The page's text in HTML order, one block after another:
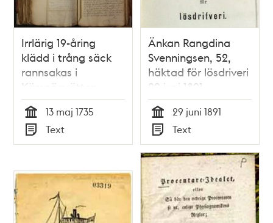
Irrlärig 19-åring
klädd i trång säck
rannsakas i
Kämnärsrätten
Tid
13 maj 1735
Typ
Text
Änkan Rangdina
Svenningsen, 52,
häktad för lösdriveri
29 juni 1891 -
förhörsprotokoll
Tid
29 juni 1891
Typ
Text